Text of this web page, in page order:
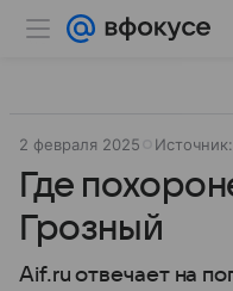
2 февраля 2025 Источник:
Где
Грозный
Aif.ru отвечает на